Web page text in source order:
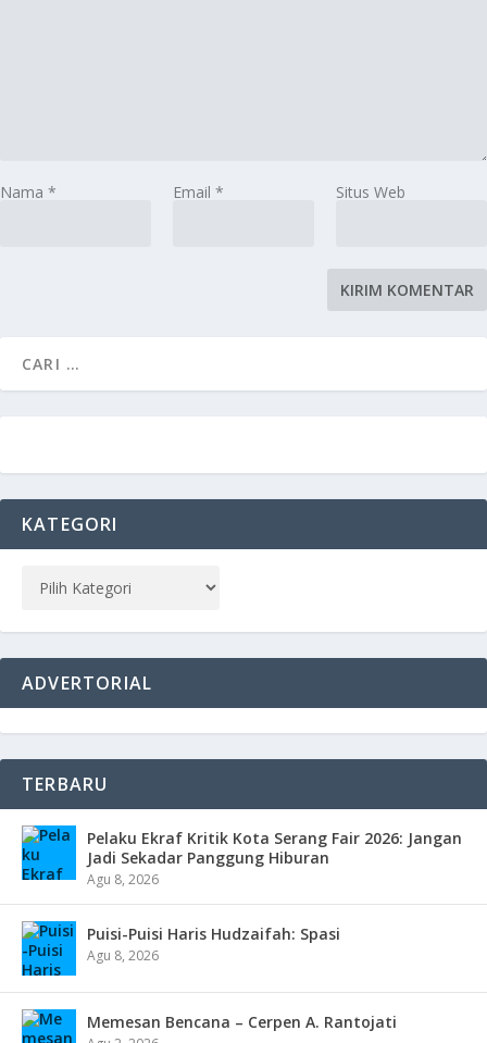
Nama * Email* Situs Web
KATEGORI
ADVERTORIAL
TERBARU
Pelaku Ekraf Kritik Kota Serang Fair 2026: Jangan
Jadi Sekadar Panggung Hiburan
Agu 8, 2026
Puisi-Puisi Haris Hudzaifah: Spasi
Agu 8, 2026
Memesan Bencana – Cerpen A. Rantojati